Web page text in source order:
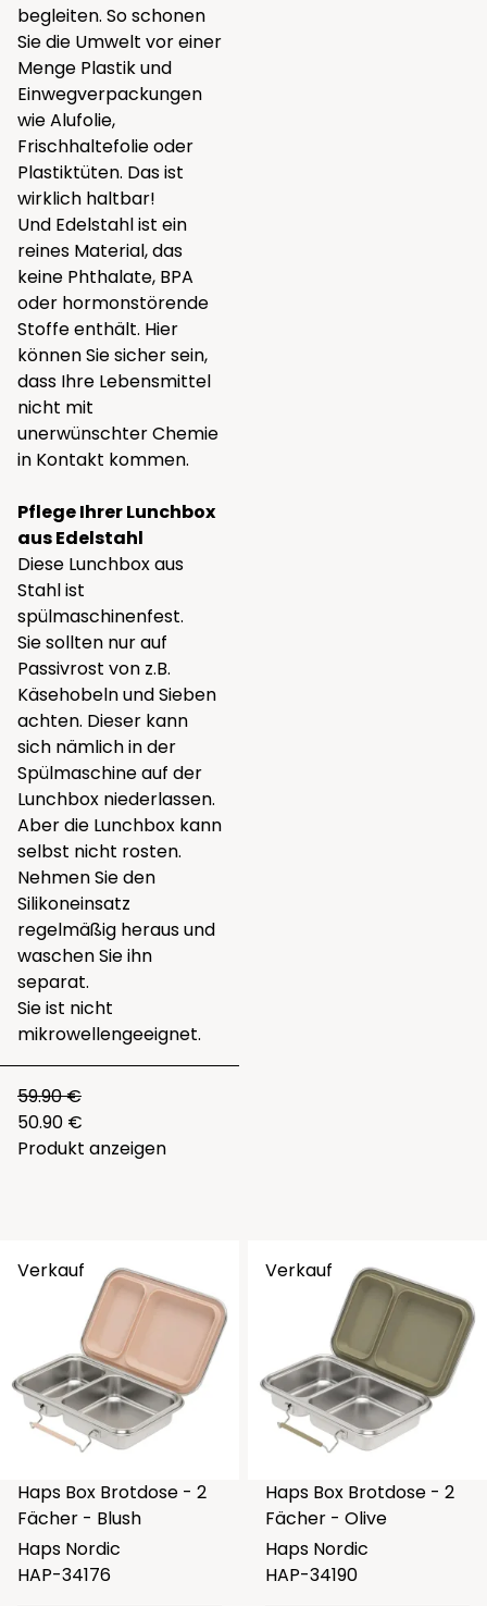
begleiten. So schonen
Sie die Umwelt vor einer
Menge Plastik und
Einwegverpackungen
wie Alufolie,
Frischhaltefolie oder
Plastiktüten. Das ist
wirklich haltbar!
Und Edelstahl ist ein
reines Material, das
keine Phthalate, BPA
oder hormonstörende
Stoffe enthält. Hier
können Sie sicher sein,
dass Ihre Lebensmittel
nicht mit
unerwünschter Chemie
in Kontakt kommen.
Pflege Ihrer Lunchbox
aus Edelstahl
Diese Lunchbox aus
Stahl ist
spülmaschinenfest.
Sie sollten nur auf
Passivrost von z.B.
Käsehobeln und Sieben
achten. Dieser kann
sich nämlich in der
Spülmaschine auf der
Lunchbox niederlassen.
Aber die Lunchbox kann
selbst nicht rosten.
Nehmen Sie den
Silikoneinsatz
regelmäßig heraus und
waschen Sie ihn
separat.
Sie ist nicht
mikrowellengeeignet.
59.90 €
50.90 €
Produkt anzeigen
Verkauf
Haps Box Brotdose - 2
Fächer - Blush
Haps Nordic
HAP-34176
Verkauf
Haps Box Brotdose - 2
Fächer - Olive
Haps Nordic
HAP-34190